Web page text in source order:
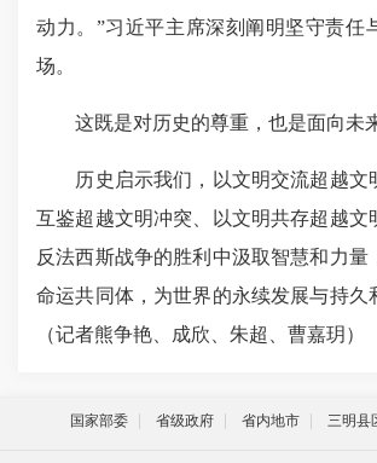
动力。”习近平主席深刻阐明坚守责任
场。
这既是对历史的尊重，也是面向未来
历史启示我们，以文明交流超越文
互鉴超越文明冲突、以文明共存超越文
反法西斯战争的胜利中汲取智慧和力量
命运共同体，为世界的永续发展与持久
（记者熊争艳、成欣、朱超、曹嘉玥）
国家部委 省级政府 省内地市 三明县